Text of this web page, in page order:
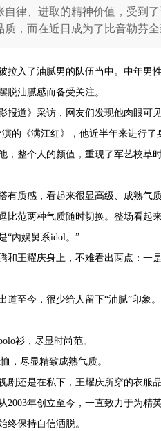
律、进取的精神价值，受到
，而在近日成为了比音勒芬
拉入了油腻男的队伍当中。中年男
脱油腻感而备受关注。
报道》采访，网友们发现他肉眼可
的《满江红》，他近半年来进行
，整个人的颜值，重现了军艺校草
有质感，看起来很显高级、成熟气
比范两种气质随时切换。整场看起
“內娱舅系idol。”
和王耀庆身上，不难看出两点：一
道至今，很少给人留下“油腻”印象
衫，尽显时尚范。
，尽显精致成熟气质。
剧还是在私下，王耀庆所穿的衣服
2003年创立至今，一直致力于为精
终保持自信洒脱。